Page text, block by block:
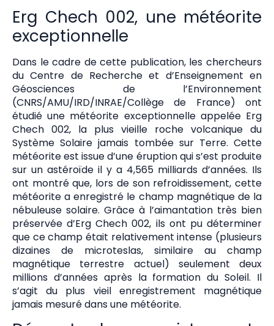
Erg Chech 002, une météorite
exceptionnelle
Dans le cadre de cette publication, les chercheurs
du Centre de Recherche et d’Enseignement en
Géosciences de l’Environnement
(CNRS/AMU/IRD/INRAE/Collège de France) ont
étudié une météorite exceptionnelle appelée Erg
Chech 002, la plus vieille roche volcanique du
Système Solaire jamais tombée sur Terre. Cette
météorite est issue d’une éruption qui s’est produite
sur un astéroïde il y a 4,565 milliards d’années. Ils
ont montré que, lors de son refroidissement, cette
météorite a enregistré le champ magnétique de la
nébuleuse solaire. Grâce à l’aimantation très bien
préservée d’Erg Chech 002, ils ont pu déterminer
que ce champ était relativement intense (plusieurs
dizaines de microteslas, similaire au champ
magnétique terrestre actuel) seulement deux
millions d’années après la formation du Soleil. Il
s’agit du plus vieil enregistrement magnétique
jamais mesuré dans une météorite.